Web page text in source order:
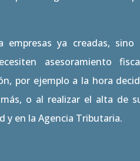
ya creadas, sino
asesoramiento
por ejemplo a la hora
o al realizar el alta de
y en la Agencia Tributaria.